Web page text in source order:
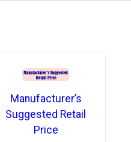
Manufacturer’s
Suggested Retail
Price